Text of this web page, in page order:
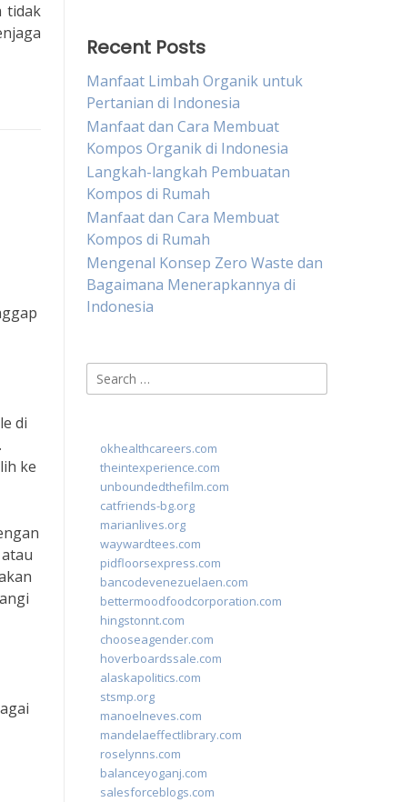
tidak
di
ke
Recent Posts
Manfaat Limbah Organik untuk
Pertanian di Indonesia
Manfaat dan Cara Membuat
Kompos Organik di Indonesia
Langkah-langkah Pembuatan
Kompos di Rumah
Manfaat dan Cara Membuat
Kompos di Rumah
Mengenal Konsep Zero Waste dan
Bagaimana Menerapkannya di
Indonesia
Search
for:
okhealthcareers.com
theintexperience.com
unboundedthefilm.com
catfriends-bg.org
marianlives.org
waywardtees.com
pidfloorsexpress.com
bancodevenezuelaen.com
bettermoodfoodcorporation.com
hingstonnt.com
chooseagender.com
hoverboardssale.com
alaskapolitics.com
stsmp.org
manoelneves.com
mandelaeffectlibrary.com
roselynns.com
balanceyoganj.com
salesforceblogs.com